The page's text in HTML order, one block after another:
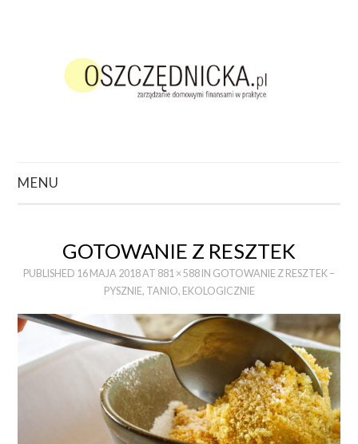
MENU
O CZYM CHCESZ
PODCAST
GOTOWANIE Z RESZTEK
PUBLISHED 16 MAJA 2018AT 881 × 588 IN GOTOWANIE Z RESZTEK –
PYSZNIE, TANIO, EKOLOGICZNIE